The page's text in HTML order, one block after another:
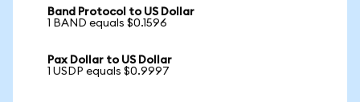
Band Protocol to US Dollar
1 BAND equals $0.1596
Pax Dollar to US Dollar
1 USDP equals $0.9997